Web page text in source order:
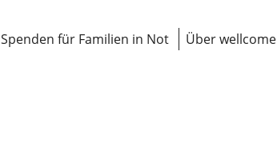
Spenden für Familien in Not Über wellcome